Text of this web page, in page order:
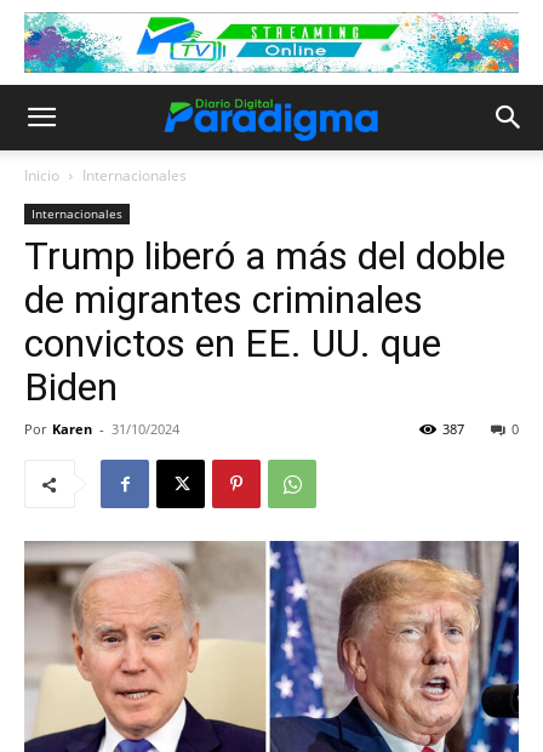
Inicio Internacionales
Internacionales
Trump liberó a más del doble
de migrantes criminales
convictos en EE. UU. que
Biden
Por Karen - 31/10/2024 0
387